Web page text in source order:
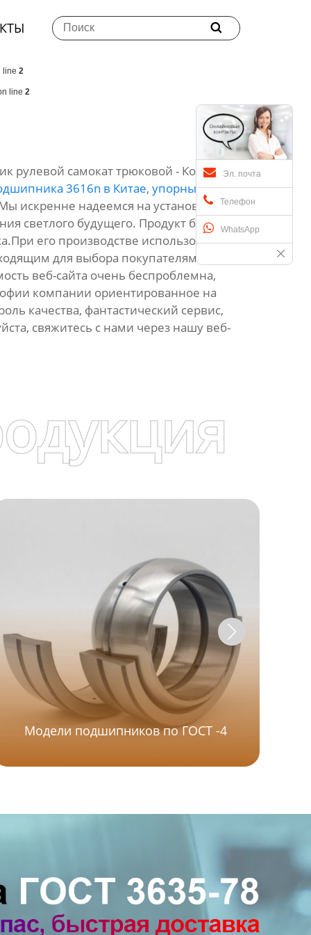

Эл. почта
Телефон
WhatsApp
line 2
line 2
рулевой самокат трюковой - Компания
3616n в Китае, упорные
искренне надеемся на установление
светлого будущего. Продукт будет
его производстве использовался
для выбора покупателями в
веб-сайта очень беспроблемна,
компании ориентированное на
качества, фантастический сервис,
свяжитесь с нами через нашу веб-
Модели подшипников по ГОСТ -4